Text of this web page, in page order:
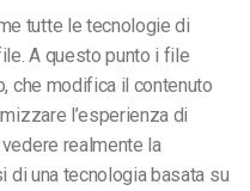
tutte le tecnologie di
A questo punto i file
che modifica il contenuto
l’esperienza di
realmente la
di una tecnologia basata su